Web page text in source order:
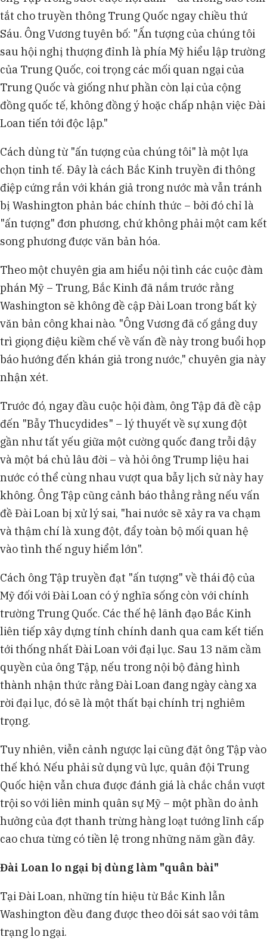
tắt cho truyền thông Trung Quốc ngay chiều thứ
Sáu. Ông Vương tuyên bố: "Ấn tượng của chúng tôi
sau hội nghị thượng đỉnh là phía Mỹ hiểu lập trường
của Trung Quốc, coi trọng các mối quan ngại của
Trung Quốc và giống như phần còn lại của cộng
đồng quốc tế, không đồng ý hoặc chấp nhận việc Đài
Loan tiến tới độc lập."
Cách dùng từ "ấn tượng của chúng tôi" là một lựa
chọn tinh tế. Đây là cách Bắc Kinh truyền đi thông
điệp cứng rắn với khán giả trong nước mà vẫn tránh
bị Washington phản bác chính thức – bởi đó chỉ là
"ấn tượng" đơn phương, chứ không phải một cam kết
song phương được văn bản hóa.
Theo một chuyên gia am hiểu nội tình các cuộc đàm
phán Mỹ – Trung, Bắc Kinh đã nắm trước rằng
Washington sẽ không đề cập Đài Loan trong bất kỳ
văn bản công khai nào. "Ông Vương đã cố gắng duy
trì giọng điệu kiềm chế về vấn đề này trong buổi họp
báo hướng đến khán giả trong nước," chuyên gia này
nhận xét.
Trước đó, ngay đầu cuộc hội đàm, ông Tập đã đề cập
đến "Bẫy Thucydides" – lý thuyết về sự xung đột
gần như tất yếu giữa một cường quốc đang trỗi dậy
và một bá chủ lâu đời – và hỏi ông Trump liệu hai
nước có thể cùng nhau vượt qua bẫy lịch sử này hay
không. Ông Tập cũng cảnh báo thẳng rằng nếu vấn
đề Đài Loan bị xử lý sai, "hai nước sẽ xảy ra va chạm
và thậm chí là xung đột, đẩy toàn bộ mối quan hệ
vào tình thế nguy hiểm lớn".
Cách ông Tập truyền đạt "ấn tượng" về thái độ của
Mỹ đối với Đài Loan có ý nghĩa sống còn với chính
trường Trung Quốc. Các thế hệ lãnh đạo Bắc Kinh
liên tiếp xây dựng tính chính danh qua cam kết tiến
tới thống nhất Đài Loan với đại lục. Sau 13 năm cầm
quyền của ông Tập, nếu trong nội bộ đảng hình
thành nhận thức rằng Đài Loan đang ngày càng xa
rời đại lục, đó sẽ là một thất bại chính trị nghiêm
trọng.
Tuy nhiên, viễn cảnh ngược lại cũng đặt ông Tập vào
thế khó. Nếu phải sử dụng vũ lực, quân đội Trung
Quốc hiện vẫn chưa được đánh giá là chắc chắn vượt
trội so với liên minh quân sự Mỹ – một phần do ảnh
hưởng của đợt thanh trừng hàng loạt tướng lĩnh cấp
cao chưa từng có tiền lệ trong những năm gần đây.
Đài Loan lo ngại bị dùng làm "quân bài"
Tại Đài Loan, những tín hiệu từ Bắc Kinh lẫn
Washington đều đang được theo dõi sát sao với tâm
trạng lo ngại.